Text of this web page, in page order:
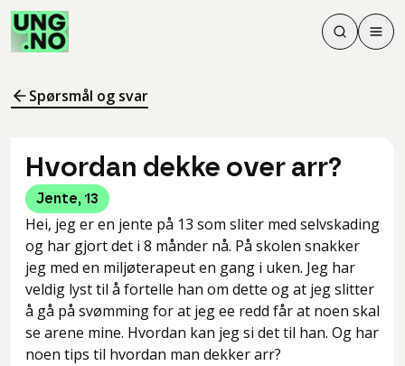
Søk
Søk
Meny
Spørsmål og svar
Hvordan dekke over arr?
Jente, 13
Hei, jeg er en jente på 13 som sliter med selvskading
og har gjort det i 8 månder nå. På skolen snakker
jeg med en miljøterapeut en gang i uken. Jeg har
veldig lyst til å fortelle han om dette og at jeg slitter
å gå på svømming for at jeg ee redd får at noen skal
se arene mine. Hvordan kan jeg si det til han. Og har
noen tips til hvordan man dekker arr?